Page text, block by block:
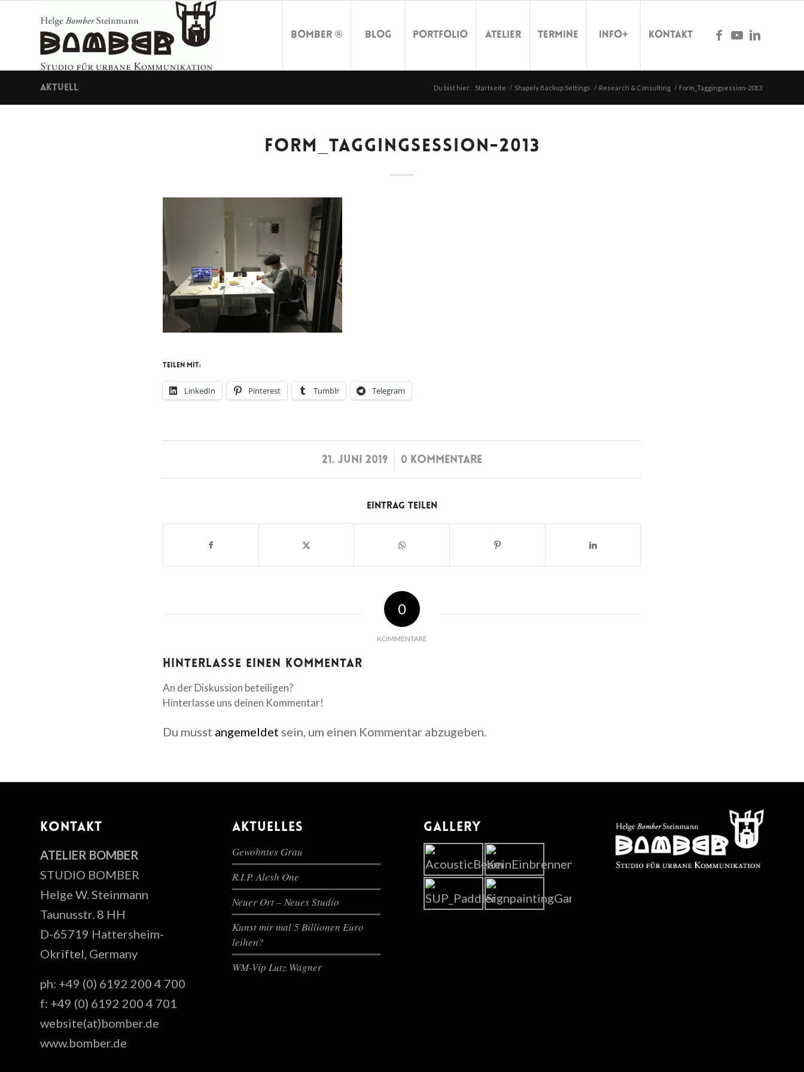
Bomber ® Blog Portfolio Atelier Termine Info+ Kontakt
Aktuell Du bist hier: Startseite / Shapely Backup Settings / Research & Consulting / Form_Taggingsession-2013
FORM_TAGGINGSESSION-2013
Teilen mit:
LinkedIn Pinterest Tumblr Telegram
21. JUNI 2019
/ 0 KOMMENTARE
Eintrag teilen
0
KOMMENTARE
Hinterlasse einen Kommentar
An der Diskussion beteiligen?
Hinterlasse uns deinen Kommentar!
Du musst angemeldet sein, um einen Kommentar abzugeben.
KONTAKT
ATELIER BOMBER
STUDIO BOMBER
Helge W. Steinmann
Taunusstr. 8 HH
D-65719 Hattersheim-
Okriftel, Germany
ph: +49 (0) 6192 200 4 700
f: +49 (0) 6192 200 4 701
website(at)bomber.de
www.bomber.de
AKTUELLES
Gewohntes Grau
R.I.P. Alesh One
Neuer Ort – Neues Studio
Kunst mir mal 5 Billionen Euro
leihen?
WM-Vip Lutz Wagner
GALLERY